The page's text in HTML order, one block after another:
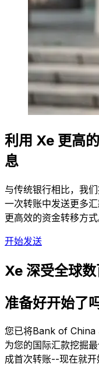
利用 Xe 更高
息
与传统银行相比，我
一次转账中发送更多
更高效的资金转移方式
开始发送
Xe 深受全球
准备好开始了
您已将Bank of China
为您的国际汇款挖掘
成首次转账--现在就开